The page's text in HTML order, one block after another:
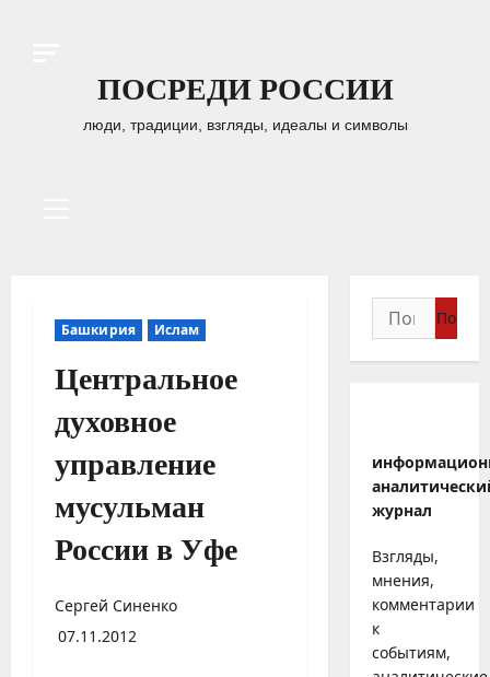
ПОСРЕДИ РОССИИ
люди, традиции, взгляды, идеалы и символы
Башкирия Ислам
Центральное
духовное
управление
мусульман
России в Уфе
Сергей Синенко
07.11.2012
Найти:
журнал
Взгляды,
мнения,
комментарии
к
событиям,